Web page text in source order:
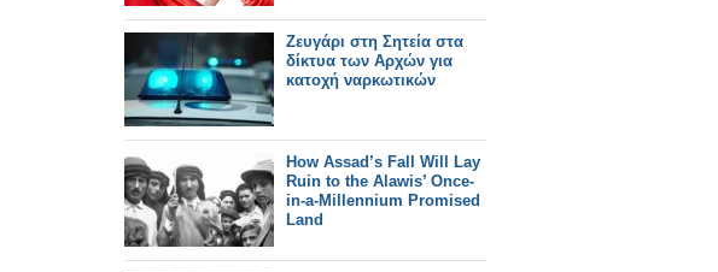
Ζευγάρι στη Σητεία στα
δίκτυα των Αρχών για
κατοχή ναρκωτικών
How Assad’s Fall Will Lay
Ruin to the Alawis’ Once-
in-a-Millennium Promised
Land